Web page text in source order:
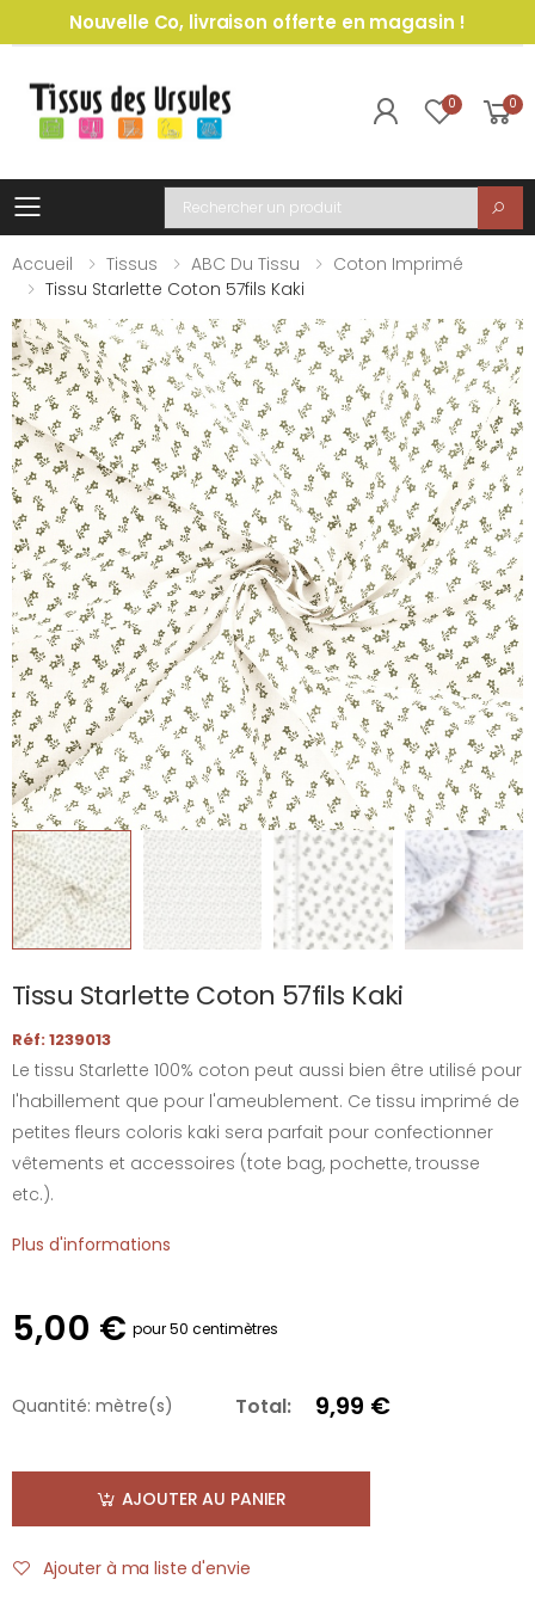
Nouvelle Co, livraison offerte en magasin !
0 0
Toggle mobile menu
Recherche
Accueil
Tissus ABC Du Tissu
Coton Imprimé
Tissu Starlette Coton 57fils Kaki
Tissu Starlette Coton 57fils Kaki
Réf: 1239013
Le tissu Starlette 100% coton peut aussi bien être utilisé pour
l'habillement que pour l'ameublement. Ce tissu imprimé de
petites fleurs coloris kaki sera parfait pour confectionner
vêtements et accessoires (tote bag, pochette, trousse
etc.).
Plus d'informations
5,00 € pour 50 centimètres
Quantité: mètre(s) Total: 9,99 €
AJOUTER AU PANIER
Ajouter à ma liste d'envie